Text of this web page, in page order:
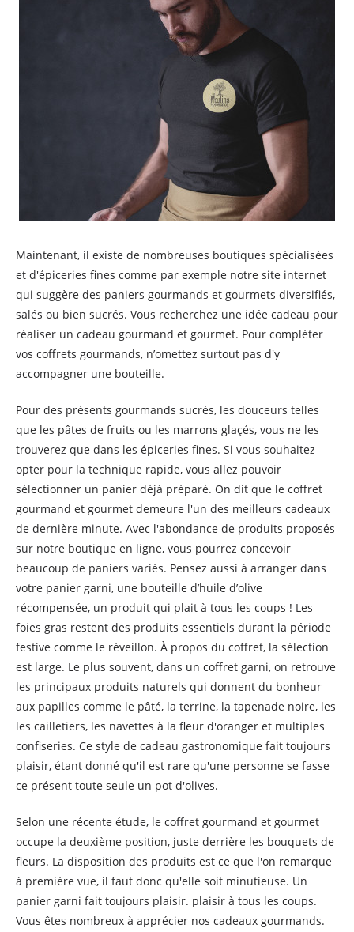
Maintenant, il existe de nombreuses boutiques spécialisées
et d'épiceries fines comme par exemple notre site internet
qui suggère des paniers gourmands et gourmets diversifiés,
salés ou bien sucrés. Vous recherchez une idée cadeau pour
réaliser un cadeau gourmand et gourmet. Pour compléter
vos coffrets gourmands, n’omettez surtout pas d'y
accompagner une bouteille.
Pour des présents gourmands sucrés, les douceurs telles
que les pâtes de fruits ou les marrons glaçés, vous ne les
trouverez que dans les épiceries fines. Si vous souhaitez
opter pour la technique rapide, vous allez pouvoir
sélectionner un panier déjà préparé. On dit que le coffret
gourmand et gourmet demeure l'un des meilleurs cadeaux
de dernière minute. Avec l'abondance de produits proposés
sur notre boutique en ligne, vous pourrez concevoir
beaucoup de paniers variés. Pensez aussi à arranger dans
votre panier garni, une bouteille d’huile d’olive
récompensée, un produit qui plait à tous les coups ! Les
foies gras restent des produits essentiels durant la période
festive comme le réveillon. À propos du coffret, la sélection
est large. Le plus souvent, dans un coffret garni, on retrouve
les principaux produits naturels qui donnent du bonheur
aux papilles comme le pâté, la terrine, la tapenade noire, les
les cailletiers, les navettes à la fleur d'oranger et multiples
confiseries. Ce style de cadeau gastronomique fait toujours
plaisir, étant donné qu'il est rare qu'une personne se fasse
ce présent toute seule un pot d'olives.
Selon une récente étude, le coffret gourmand et gourmet
occupe la deuxième position, juste derrière les bouquets de
fleurs. La disposition des produits est ce que l'on remarque
à première vue, il faut donc qu'elle soit minutieuse. Un
panier garni fait toujours plaisir. plaisir à tous les coups.
Vous êtes nombreux à apprécier nos cadeaux gourmands.